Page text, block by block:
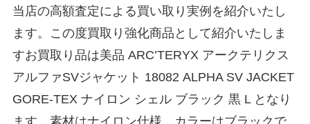
当店の高額査定による買い取り実例を紹介いたし
ます。この度買取り強化商品として紹介いたしま
すお買取り品は美品 ARC’TERYX アークテリクス
アルファSVジャケット 18082 ALPHA SV JACKET
GORE‐TEX ナイロン シェル ブラック 黒 L となり